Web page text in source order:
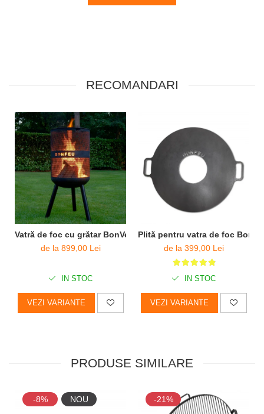
RECOMANDARI
Vatră de foc cu grătar BonVes
de la 899,00 Lei
IN STOC
VEZI VARIANTE
Plită pentru vatra de foc
de la 399,00 Lei
IN STOC
VEZI VARIANTE
PRODUSE SIMILARE
-8% NOU -21%